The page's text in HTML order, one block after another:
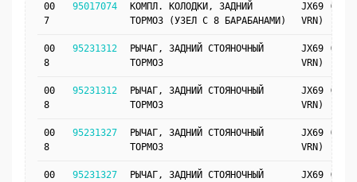
00
7
95017074
КОМПЛ. КОЛОДКИ, ЗАДНИЙ
ТОРМОЗ (УЗЕЛ С 8 БАРАБАНАМИ)
JX69 (JM4,
VRN)
00
8
95231312
РЫЧАГ, ЗАДНИЙ СТОЯНОЧНЫЙ
ТОРМОЗ
JX69 (J41,
VRN)
00
8
95231312
РЫЧАГ, ЗАДНИЙ СТОЯНОЧНЫЙ
ТОРМОЗ
JX69 (JM4,
VRN)
00
8
95231327
РЫЧАГ, ЗАДНИЙ СТОЯНОЧНЫЙ
ТОРМОЗ
JX69 (J41,
VRN)
00
95231327
РЫЧАГ, ЗАДНИЙ СТОЯНОЧНЫЙ
JX69 (JM4,